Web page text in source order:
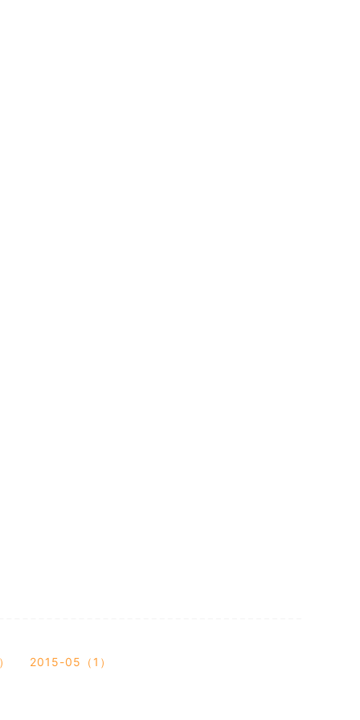
2015-05（1）